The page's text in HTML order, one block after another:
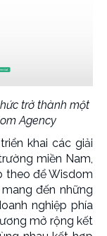
trở thành một
Agency
khai các giải
miền Nam,
theo để Wisdom
đến những
nghiệp phía
mở rộng kết